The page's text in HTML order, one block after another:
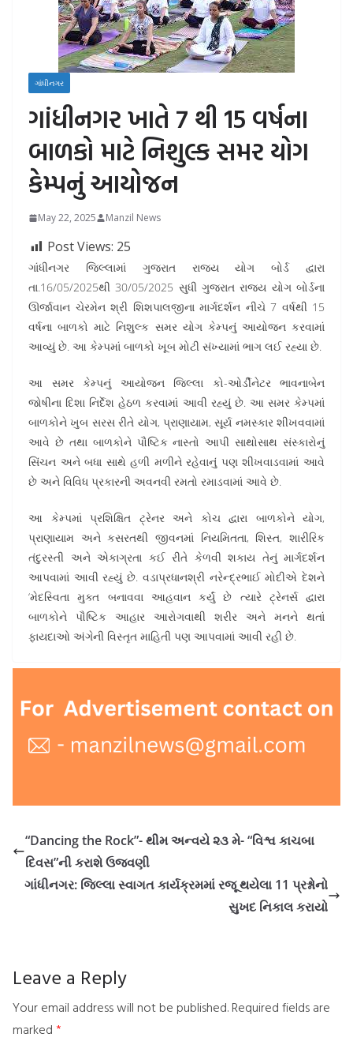
ગાંધીનગર
ગાંધીનગર ખાતે 7 થી 15 વર્ષના
બાળકો માટે નિશુલ્ક સમર યોગ
કેમ્પનું આયોજન
May 22, 2025 Manzil News
Post Views: 25
ગાંધીનગર જિલ્લામાં ગુજરાત રાજ્ય યોગ બોર્ડ દ્વારા
તા.16/05/2025થી 30/05/2025 સુધી ગુજરાત રાજ્ય યોગ બોર્ડના
ઊર્જાવાન ચેરમેન શ્રી શિશપાલજીના માર્ગદર્શન નીચે 7 વર્ષથી 15
વર્ષના બાળકો માટે નિશુલ્ક સમર યોગ કેમ્પનું આયોજન કરવામાં
આવ્યું છે. આ કેમ્પમાં બાળકો ખૂબ મોટી સંખ્યામાં ભાગ લઈ રહ્યા છે.
આ સમર કેમ્પનું આયોજન જિલ્લા કો-ઓર્ડીનેટર ભાવનાબેન
જોષીના દિશા નિર્દેશ હેઠળ કરવામાં આવી રહ્યું છે. આ સમર કેમ્પમાં
બાળકોને ખુબ સરસ રીતે યોગ, પ્રાણાયામ, સૂર્ય નમસ્કાર શીખવવામાં
આવે છે તથા બાળકોને પૌષ્ટિક નાસ્તો આપી સાથોસાથ સંસ્કારોનું
સિંચન અને બધા સાથે હળી મળીને રહેવાનું પણ શીખવાડવામાં આવે
છે અને વિવિધ પ્રકારની અવનવી રમતો રમાડવામાં આવે છે.
આ કેમ્પમાં પ્રશિક્ષિત ટ્રેનર અને કોચ દ્વારા બાળકોને યોગ,
પ્રાણાયામ અને કસરતથી જીવનમાં નિયમિતતા, શિસ્ત, શારીરિક
તંદુરસ્તી અને એકાગ્રતા કઈ રીતે કેળવી શકાય તેનું માર્ગદર્શન
આપવામાં આવી રહ્યું છે. વડાપ્રધાનશ્રી નરેન્દ્રભાઈ મોદીએ દેશને
‘મેદસ્વિતા મુક્ત બનાવવા આહવાન કર્યું છે ત્યારે ટ્રેનર્સ દ્વારા
બાળકોને પૌષ્ટિક આહાર આરોગવાથી શરીર અને મનને થતાં
ફાયદાઓ અંગેની વિસ્તૃત માહિતી પણ આપવામાં આવી રહી છે.
“Dancing the Rock”- થીમ અન્વયે ૨૩ મે- “વિશ્વ કાચબા
દિવસ”ની કરાશે ઉજવણી
ગાંધીનગર: જિલ્લા સ્વાગત કાર્યક્રમમાં રજૂ થયેલા 11 પ્રશ્નોનો
સુખદ નિકાલ કરાયો
Leave a Reply
Your email address will not be published. Required fields are
marked *